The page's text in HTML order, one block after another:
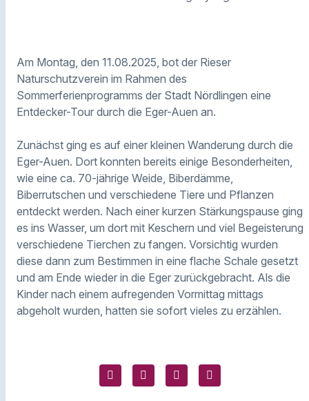
Am Montag, den 11.08.2025, bot der Rieser
Naturschutzverein im Rahmen des
Sommerferienprogramms der Stadt Nördlingen eine
Entdecker-Tour durch die Eger-Auen an.
Zunächst ging es auf einer kleinen Wanderung durch die
Eger-Auen. Dort konnten bereits einige Besonderheiten,
wie eine ca. 70-jährige Weide, Biberdämme,
Biberrutschen und verschiedene Tiere und Pflanzen
entdeckt werden. Nach einer kurzen Stärkungspause ging
es ins Wasser, um dort mit Keschern und viel Begeisterung
verschiedene Tierchen zu fangen. Vorsichtig wurden
diese dann zum Bestimmen in eine flache Schale gesetzt
und am Ende wieder in die Eger zurückgebracht. Als die
Kinder nach einem aufregenden Vormittag mittags
abgeholt wurden, hatten sie sofort vieles zu erzählen.